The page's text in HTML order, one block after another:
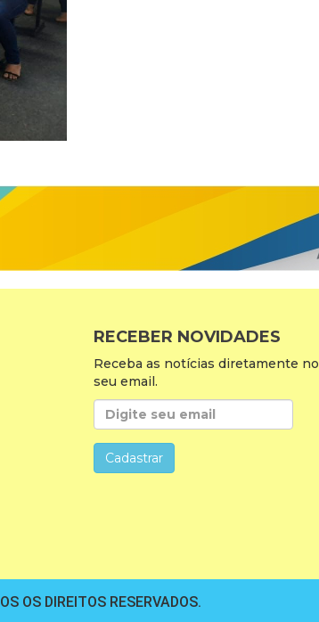
RECEBER NOVIDADES
Receba as notícias diretamente no
seu email.
OS DIREITOS RESERVADOS.